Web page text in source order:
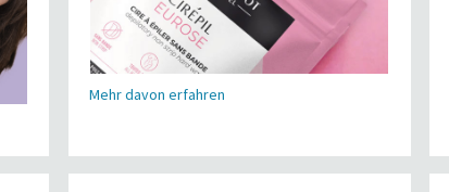
Mehr davon erfahren